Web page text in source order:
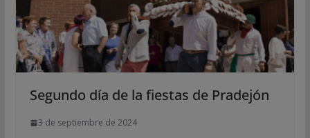
Segundo día de la fiestas de Pradejón
3 de septiembre de 2024